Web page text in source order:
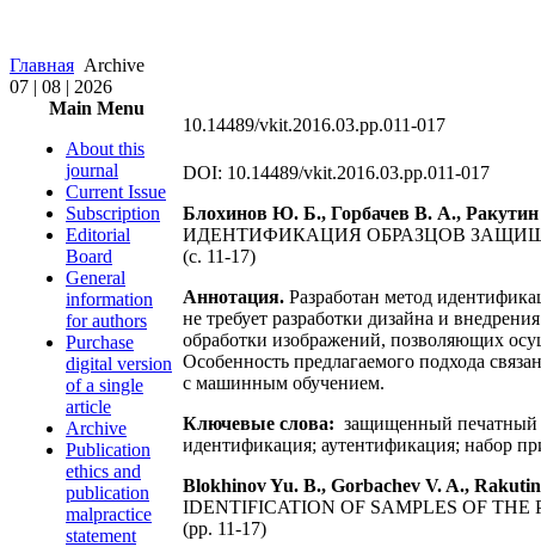
Главная Archive
07 | 08 | 2026
Main Menu
About this
journal
Current Issue
Subscription
Editorial
Board
General
information
for authors
Purchase
digital version
of a single
article
Archive
Publication
ethics and
publication
malpractice
statement
10.14489/vkit.2016.03.pp.011-017
DOI: 10.14489/vkit.2016.03.pp.011-017
Блохинов Ю. Б., Горбачев В. А.,
ИДЕНТИФИКАЦИЯ ОБРАЗЦОВ
(c. 11-17)
Аннотация. Разработан метод
не требует разработки дизайна и
обработки изображений, позволяющих
Особенность предлагаемого подхода
с машинным обучением.
Ключевые слова: защищенный печатный
идентификация; аутентификация; набор
Blokhinov Yu. B., Gorbachev V. A.,
IDENTIFICATION OF SAMPLES OF THE
(pp. 11-17)